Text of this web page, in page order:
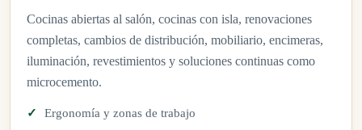
Cocinas abiertas al salón, cocinas con isla, renovaciones
completas, cambios de distribución, mobiliario, encimeras,
iluminación, revestimientos y soluciones continuas como
microcemento.
Ergonomía y zonas de trabajo